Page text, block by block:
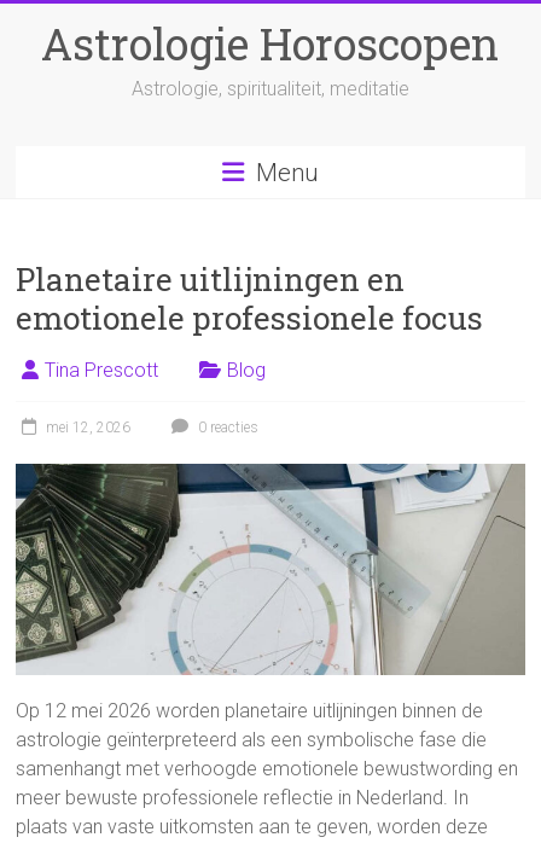
inhoudAstrologie Horoscopen
Astrologie, spiritualiteit, meditatie
Menu
Planetaire uitlijningen en
emotionele professionele focus
Tina Prescott Blog
mei 12, 2026 0 reacties
Op 12 mei 2026 worden planetaire uitlijningen binnen de
astrologie geïnterpreteerd als een symbolische fase die
samenhangt met verhoogde emotionele bewustwording en
meer bewuste professionele reflectie in Nederland. In
plaats van vaste uitkomsten aan te geven, worden deze